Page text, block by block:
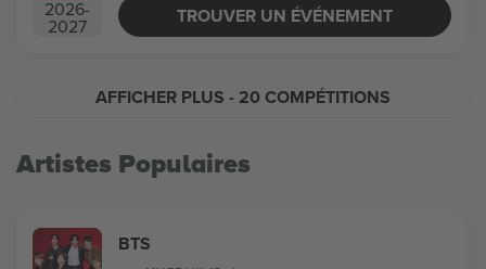
2026-
2027
TROUVER UN ÉVÉNEMENT
AFFICHER PLUS - 20 COMPÉTITIONS
Artistes Populaires
BTS